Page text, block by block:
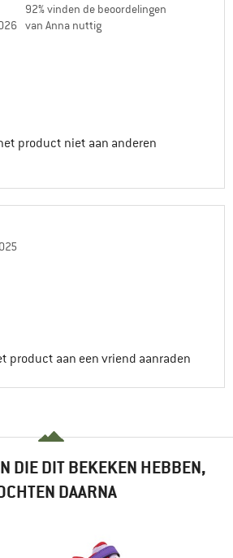
92% vinden de beoordelingen
van Anna nuttig
product niet aan anderen
product aan een vriend aanraden
DIE DIT BEKEKEN HEBBEN,
DAARNA